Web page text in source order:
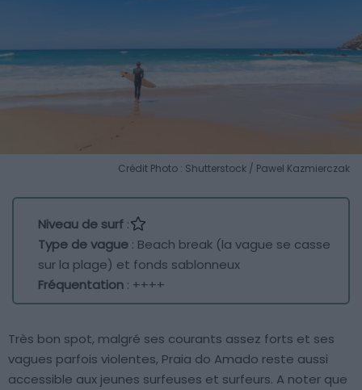
Crédit Photo : Shutterstock / Pawel Kazmierczak
Niveau de surf :
Type de vague : Beach break (la vague se casse
sur la plage) et fonds sablonneux
Fréquentation : ++++
Très bon spot, malgré ses courants assez forts et ses
vagues parfois violentes, Praia do Amado reste aussi
accessible aux jeunes surfeuses et surfeurs. A noter que